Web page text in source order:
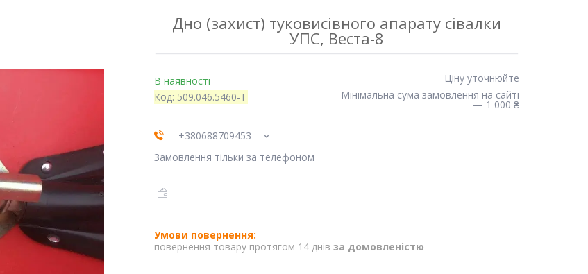
Дно (захист) туковисівного апарату сівалки
УПС, Веста-8
В наявності
Код: 509.046.5460-Т
Ціну уточнюйте
Мінімальна сума замовлення на сайті
— 1 000 ₴
+380688709453
Замовлення тільки за телефоном
повернення товару протягом 14 днів за домовленістю